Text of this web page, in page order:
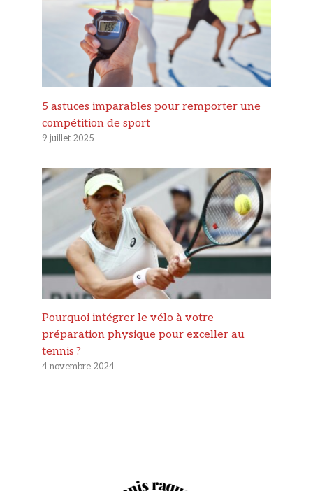
5 astuces imparables pour remporter une
compétition de sport
9 juillet 2025
Pourquoi intégrer le vélo à votre
préparation physique pour exceller au
tennis ?
4 novembre 2024